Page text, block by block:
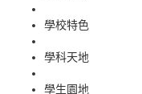
學校特色
學科天地
學生園地